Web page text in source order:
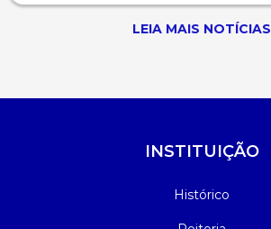
LEIA MAIS NOTÍCIAS
INSTITUIÇÃO
Histórico